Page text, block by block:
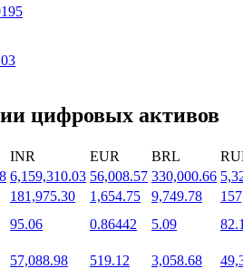
доступ
популярных токенов
цифровых активов
INR EUR BRL
6,159,310.03 56,008.57 330,000.66
181,975.30 1,654.75 9,749.78
95.06 0.86442 5.09
57,088.98 519.12 3,058.68